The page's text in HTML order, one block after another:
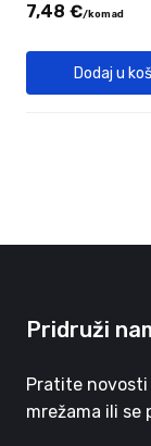
7,48 €/komad
Dodaj u
Pridruži
Pratite
mrežama ili